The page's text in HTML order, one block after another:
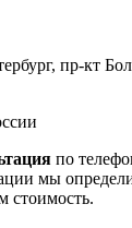
пр-кт
по
мы
стоимость.